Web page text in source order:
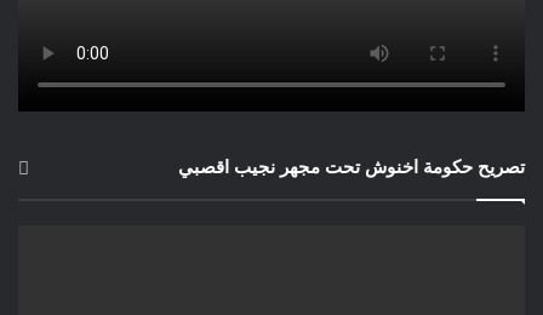
تصريح حكومة اخنوش تحت مجهر نجيب اقصبي